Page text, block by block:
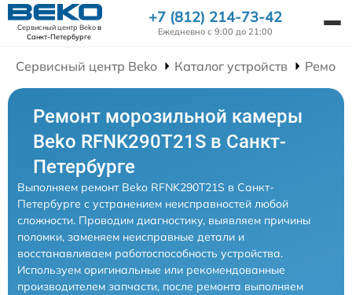
Сервисный центр Bekoв
Санкт-Петербурге
+7 (812) 214-73-42
Ежедневно с 9:00 до 21:00
Сервисный центр Beko Каталог устройств
Ремонт морозильной камеры
Beko RFNK290T21S в Санкт-
Петербурге
Выполняем ремонт Beko RFNK290T21S в Санкт-
Петербурге с устранением неисправностей любой
сложности. Проводим диагностику, выявляем причины
поломки, заменяем неисправные детали и
восстанавливаем работоспособность устройства.
Используем оригинальные или рекомендованные
производителем запчасти, после ремонта выполняем